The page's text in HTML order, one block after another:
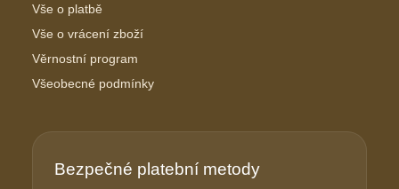
Vše o platbě
Vše o vrácení zboží
Věrnostní program
Všeobecné podmínky
Bezpečné platební metody